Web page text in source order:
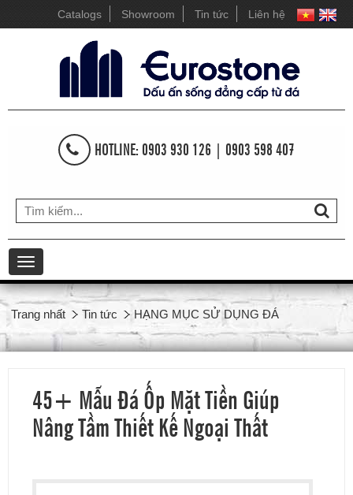
Catalogs Showroom Tin tức Liên hệ
HOTLINE: 0903 930 126 | 0903 598 407
Toggle
navigation
Trang nhất Tin tức HẠNG MỤC SỬ DỤNG ĐÁ
45+ Mẫu Đá Ốp Mặt Tiền Giúp
Nâng Tầm Thiết Kế Ngoại Thất